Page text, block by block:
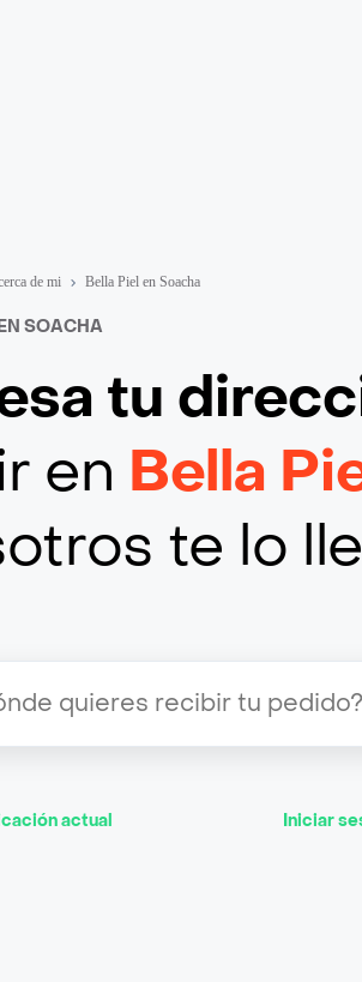
de mi Bella Piel en Soacha
SOACHA
tu
en Bella
te lo
actual Iniciar